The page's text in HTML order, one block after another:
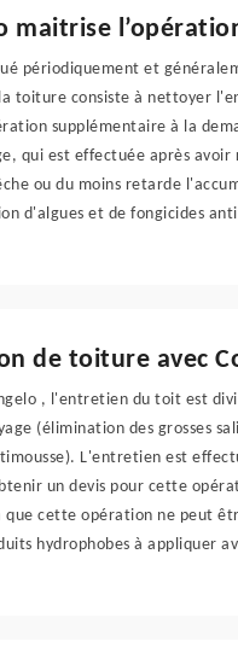
maitrise
périodiquement et
toiture consiste à nettoyer
supplémentaire à la
qui est effectuée après
ou du moins retarde
d'algues et de fongicides
de toiture avec
, l'entretien du toit est
(élimination des grosses
L'entretien est
un devis pour cette
que cette opération ne peut
hydrophobes à appliquer